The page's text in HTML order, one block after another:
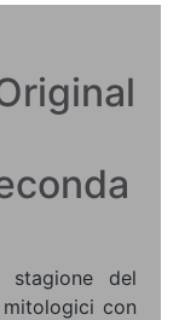
stagione del
con